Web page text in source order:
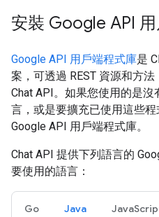
安裝 Google API
Google API 用戶端程式庫是
案，可透過 REST 資源和方
Chat API。如果您使用的是
言，或是要擴充已使用這些
Google API 用戶端程式庫。
Chat API 提供下列語言的
要使用的語言：
Go Java